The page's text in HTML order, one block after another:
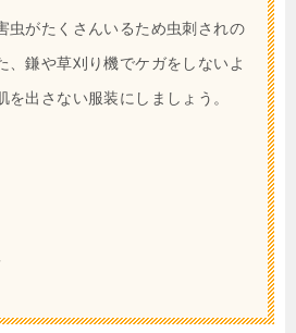
虫がたくさんいるため虫刺されの
、鎌や草刈り機でケガをしないよ
を出さない服装にしましょう。